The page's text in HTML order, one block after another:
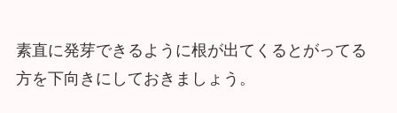
素直に発芽できるように根が出てくるとがってる
方を下向きにしておきましょう。